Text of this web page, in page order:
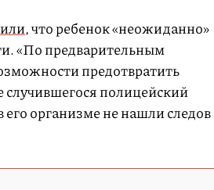
, что ребенок «неожиданно»
«По предварительным
предотвратить
случившегося полицейский
организме не нашли следов